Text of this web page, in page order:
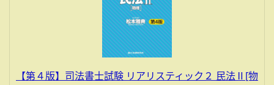
【第４版】司法書士試験 リアリスティック２ 民法Ⅱ[物